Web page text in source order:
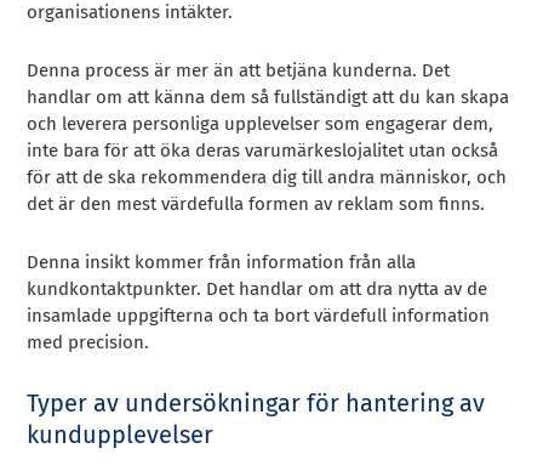
organisationens intäkter.
Denna process är mer än att betjäna kunderna. Det
handlar om att känna dem så fullständigt att du kan skapa
och leverera personliga upplevelser som engagerar dem,
inte bara för att öka deras varumärkeslojalitet utan också
för att de ska rekommendera dig till andra människor, och
det är den mest värdefulla formen av reklam som finns.
Denna insikt kommer från information från alla
kundkontaktpunkter. Det handlar om att dra nytta av de
insamlade uppgifterna och ta bort värdefull information
med precision.
Typer av undersökningar för hantering av
kundupplevelser